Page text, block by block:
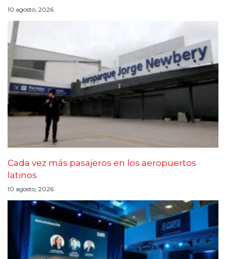
10 agosto, 2026
Cada vez más pasajeros en los aeropuertos
latinos
10 agosto, 2026